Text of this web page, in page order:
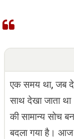
एक समय था, जब
साथ देखा जाता
की सामान्य सोच
बदला गया है। आज